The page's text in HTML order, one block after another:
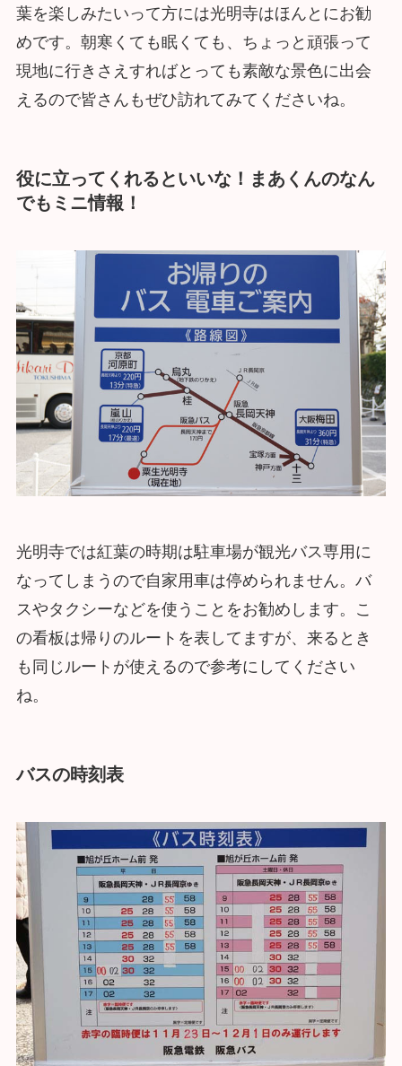
葉を楽しみたいって方には光明寺はほんとにお勧
めです。朝寒くても眠くても、ちょっと頑張って
現地に行きさえすればとっても素敵な景色に出会
えるので皆さんもぜひ訪れてみてくださいね。
役に立ってくれるといいな！まあくんのなん
でもミニ情報！
光明寺では紅葉の時期は駐車場が観光バス専用に
なってしまうので自家用車は停められません。バ
スやタクシーなどを使うことをお勧めします。こ
の看板は帰りのルートを表してますが、来るとき
も同じルートが使えるので参考にしてください
ね。
バスの時刻表